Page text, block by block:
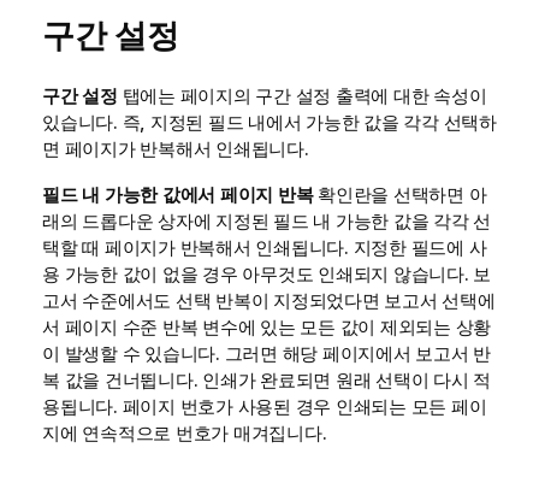
구간 설정
구간 설정 탭에는 페이지의 구간 설정 출력에 대한 속성이
있습니다. 즉, 지정된 필드 내에서 가능한 값을 각각 선택하
면 페이지가 반복해서 인쇄됩니다.
필드 내 가능한 값에서 페이지 반복확인란을 선택하면 아
래의 드롭다운 상자에 지정된 필드 내 가능한 값을 각각 선
택할 때 페이지가 반복해서 인쇄됩니다. 지정한 필드에 사
용 가능한 값이 없을 경우 아무것도 인쇄되지 않습니다. 보
고서 수준에서도 선택 반복이 지정되었다면 보고서 선택에
서 페이지 수준 반복 변수에 있는 모든 값이 제외되는 상황
이 발생할 수 있습니다. 그러면 해당 페이지에서 보고서 반
복 값을 건너뜁니다. 인쇄가 완료되면 원래 선택이 다시 적
용됩니다. 페이지 번호가 사용된 경우 인쇄되는 모든 페이
지에 연속적으로 번호가 매겨집니다.